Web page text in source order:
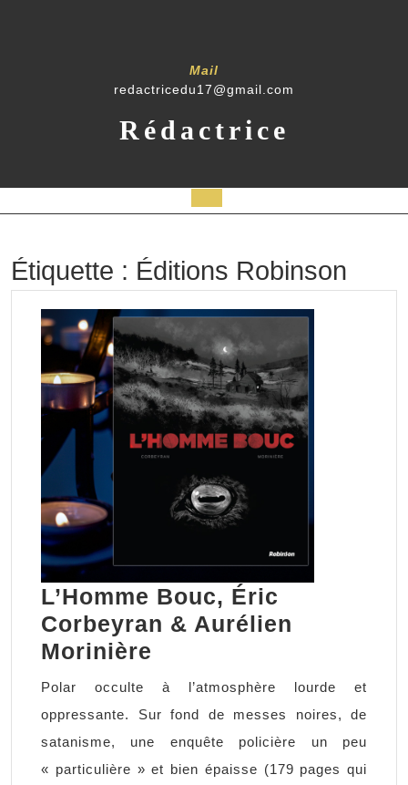
Mail
redactricedu17@gmail.com
Rédactrice
Button
Étiquette : Éditions Robinson
L’Homme Bouc, Éric
Corbeyran & Aurélien
Morinière
Bouc,
Éric
Corbeyran
&
Polar occulte à l’atmosphère lourde et
oppressante. Sur fond de messes noires, de
satanisme, une enquête policière un peu
« particulière » et bien épaisse (179 pages qui